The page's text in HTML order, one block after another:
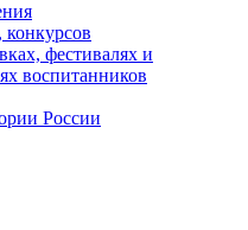
фестивалях и
воспитанников
России